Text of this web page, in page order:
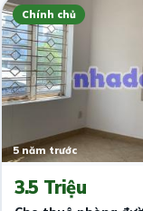
Chính chủ
5 năm trước
3.5 Triệu